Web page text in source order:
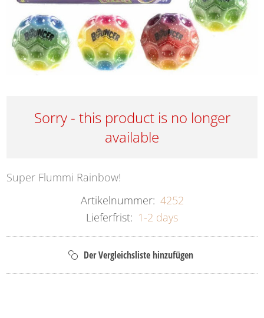
Sorry - this product is no longer
available
Super Flummi Rainbow!
Artikelnummer: 4252
Lieferfrist: 1-2 days